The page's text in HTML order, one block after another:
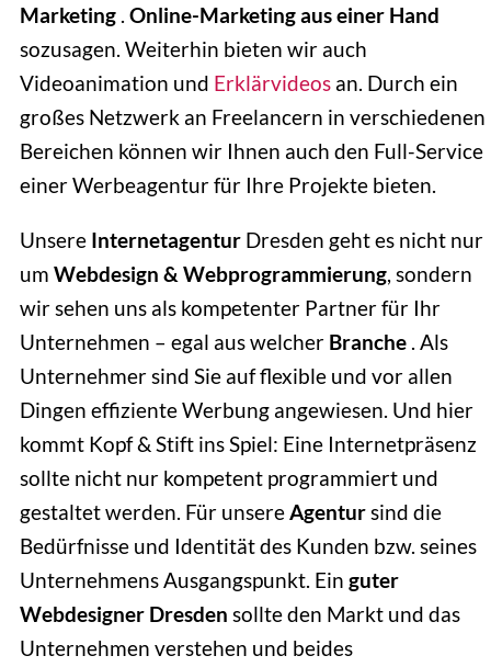
Marketing . Online-Marketing aus einer Hand
sozusagen. Weiterhin bieten wir auch
Videoanimation und Erklärvideos an. Durch ein
großes Netzwerk an Freelancern in verschiedenen
Bereichen können wir Ihnen auch den Full-Service
einer Werbeagentur für Ihre Projekte bieten.
Unsere Internetagentur Dresden geht es nicht nur
um Webdesign & Webprogrammierung, sondern
wir sehen uns als kompetenter Partner für Ihr
Unternehmen – egal aus welcher Branche . Als
Unternehmer sind Sie auf flexible und vor allen
Dingen effiziente Werbung angewiesen. Und hier
kommt Kopf & Stift ins Spiel: Eine Internetpräsenz
sollte nicht nur kompetent programmiert und
gestaltet werden. Für unsereAgentursind die
Bedürfnisse und Identität des Kunden bzw. seines
Unternehmens Ausgangspunkt. Ein guter
Webdesigner Dresden sollte den Markt und das
Unternehmen verstehen und beides